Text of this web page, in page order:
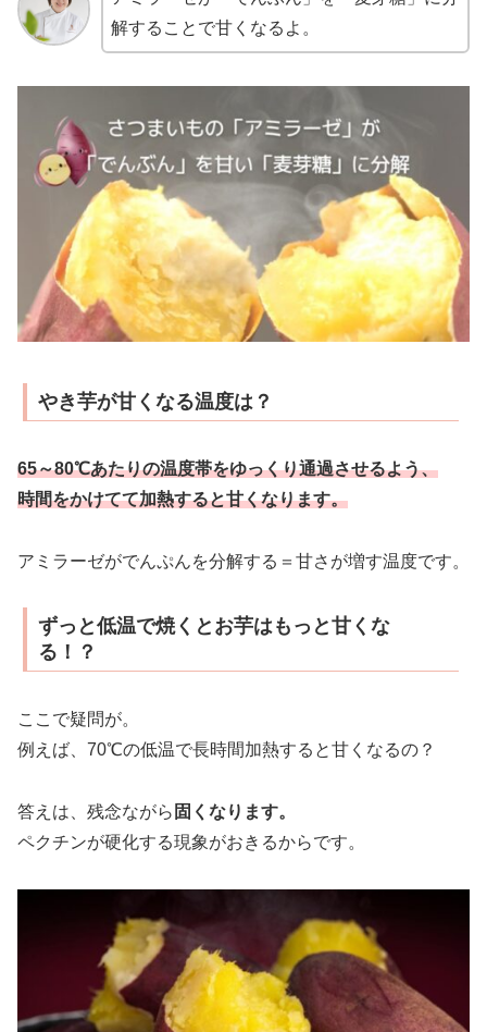
解することで甘くなるよ。
やき芋が甘くなる温度は？
65～80℃あたりの温度帯をゆっくり通過させるよう、
時間をかけてて加熱すると甘くなります。
アミラーゼがでんぷんを分解する＝甘さが増す温度です。
ずっと低温で焼くとお芋はもっと甘くな
る！？
ここで疑問が。
例えば、70℃の低温で長時間加熱すると甘くなるの？
答えは、残念ながら 固くなります。
ペクチンが硬化する現象がおきるからです。